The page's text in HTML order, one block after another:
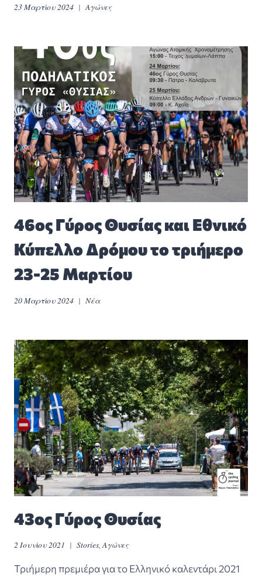
23 Μαρτίου 2024 Αγώνες
46ος Γύρος Θυσίας και Εθνικό
Κύπελλο Δρόμου το τριήμερο
23-25 Μαρτίου
20 Μαρτίου 2024 Νέα
43ος Γύρος Θυσίας
2 Ιουνίου 2021 Stories,Αγώνες
Τριήμερη πρεμιέρα για το Ελληνικό καλεντάρι 2021